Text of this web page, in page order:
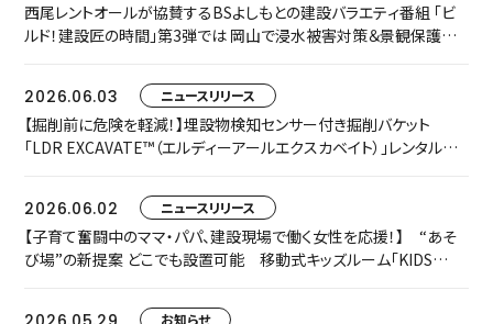
西尾レントオールが協賛するBSよしもとの建設バラエティ番組 「ビ
ルド！建設匠の時間」第3弾では 岡山で浸水被害対策＆景観保護共
2026.06.03
ニュースリリース
【掘削前に危険を軽減！】埋設物検知センサー付き掘削バケット
「LDR EXCAVATE™（エルディーアールエクスカベイト）」レンタルを
2026.06.02
ニュースリリース
【子育て奮闘中のママ・パパ、建設現場で働く女性を応援！】 “あそ
び場”の新提案 どこでも設置可能 移動式キッズルーム「KIDS
お知らせ